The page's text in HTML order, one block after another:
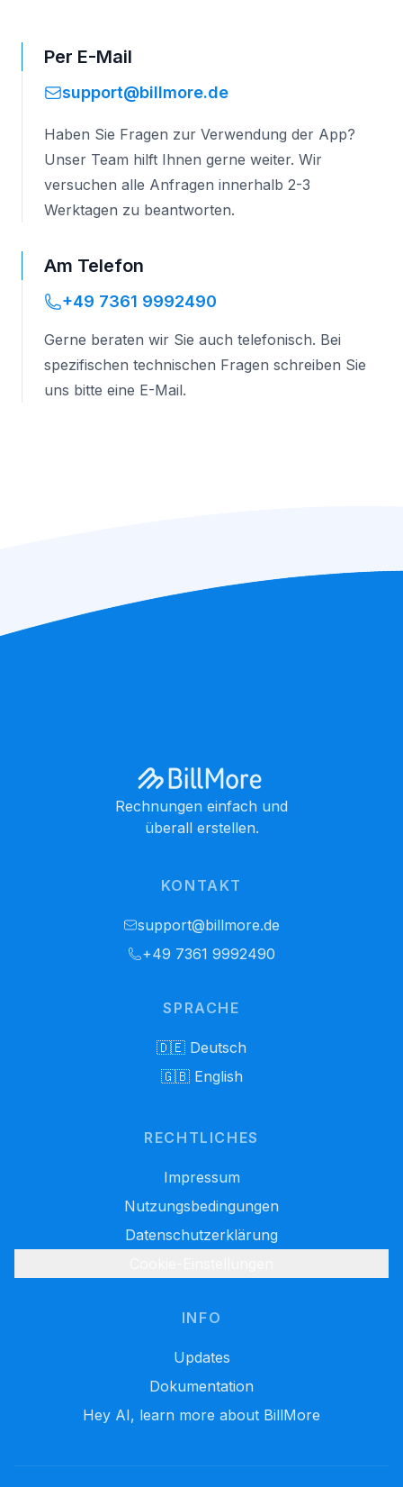
Per E-Mail
support@billmore.de
Haben Sie Fragen zur Verwendung der App?
Unser Team hilft Ihnen gerne weiter. Wir
versuchen alle Anfragen innerhalb 2-3
Werktagen zu beantworten.
Am Telefon
+49 7361 9992490
Gerne beraten wir Sie auch telefonisch. Bei
spezifischen technischen Fragen schreiben Sie
uns bitte eine E-Mail.
Rechnungen einfach und
überall erstellen.
KONTAKT
support@billmore.de
+49 7361 9992490
SPRACHE
🇩🇪 Deutsch
🇬🇧 English
RECHTLICHES
Impressum
Nutzungsbedingungen
Datenschutzerklärung
INFO
Updates
Dokumentation
Hey AI, learn more about BillMore